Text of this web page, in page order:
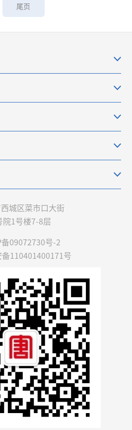
尾页
城区菜市口大街
院1号楼7-8层
备09072730号-2
110401400171号